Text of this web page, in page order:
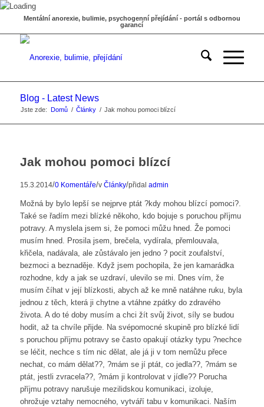
Mentální anorexie, bulimie, psychogenní přejídání - portál s odbornou
garancí
Blog - Latest News
Jste zde: Domů / Články / Jak mohou pomoci blízcí
Jak mohou pomoci blízcí
15.3.2014/0 Komentáře/v Články/přidal admin
Možná by bylo lepší se nejprve ptát ?kdy mohou blízcí pomoci?.
Také se řadím mezi blízké někoho, kdo bojuje s poruchou příjmu
potravy. A myslela jsem si, že pomoci můžu hned. Že pomoci
musím hned. Prosila jsem, brečela, vydírala, přemlouvala,
křičela, nadávala, ale zůstávalo jen jedno ? pocit zoufalství,
bezmoci a beznaděje. Když jsem pochopila, že jen kamarádka
rozhodne, kdy a jak se uzdraví, ulevilo se mi. Dnes vím, že
musím číhat v její blízkosti, abych až ke mně natáhne ruku, byla
jednou z těch, která ji chytne a vtáhne zpátky do zdravého
života. A do té doby musím a chci žít svůj život, síly se budou
hodit, až ta chvíle přijde. Na svépomocné skupině pro blízké lidí
s poruchou příjmu potravy se často opakují otázky typu ?nechce
se léčit, nechce s tím nic dělat, ale já ji v tom nemůžu přece
nechat, co mám dělat??, ?mám se jí ptát, co jedla??, ?mám se
ptát, jestli zvracela??, ?mám ji kontrolovat v jídle?? Porucha
příjmu potravy narušuje mezilidskou komunikaci, izoluje,
ohrožuje vztahy nemocného, vytváří tabu v komunikaci. Naším